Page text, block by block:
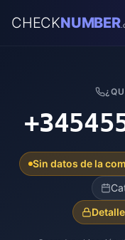
CHECKNUMBER
Sin datos de la